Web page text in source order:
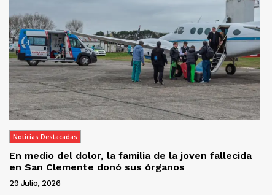
Noticias Destacadas
En medio del dolor, la familia de la joven fallecida
en San Clemente donó sus órganos
29 Julio, 2026